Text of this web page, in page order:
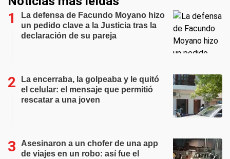
La defensa de Facundo Moyano hizo
un pedido clave a la Justicia tras la
declaración de su pareja
La encerraba, la golpeaba y le quitó
el celular: el mensaje que permitió
rescatar a una joven
Asesinaron a un chofer de una app
de viajes en un robo: así fue el